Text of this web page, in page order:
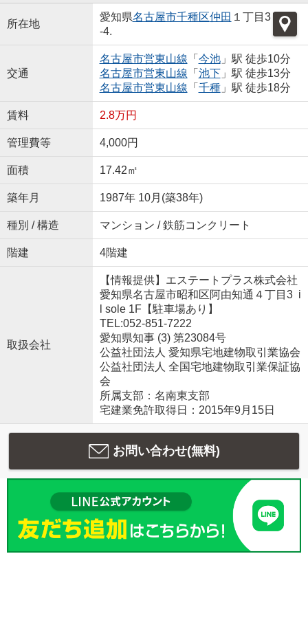
所在地
愛知県名古屋市千種区仲田 １丁目3
-4.
交通
名古屋市営東山線 「 今池」駅 徒歩10分
名古屋市営東山線 「 池下」駅 徒歩13分
名古屋市営東山線 「 千種」駅 徒歩18分
賃料 2.8万円
管理費等 4,000円
面積 17.42㎡
築年月 1987年 10月(築38年)
種別 / 構造 マンション / 鉄筋コンクリート
階建 4階建
取扱会社
【情報提供】エステートプラス株式会社
愛知県名古屋市昭和区阿由知通４丁目3 i
l sole 1F【駐車場あり】
TEL:052-851-7222
愛知県知事 (3) 第23084号
公益社団法人 愛知県宅地建物取引業協会
公益社団法人 全国宅地建物取引業保証協
会
所属支部：名南東支部
宅建業免許取得日：2015年9月15日
お問い合わせ(無料)